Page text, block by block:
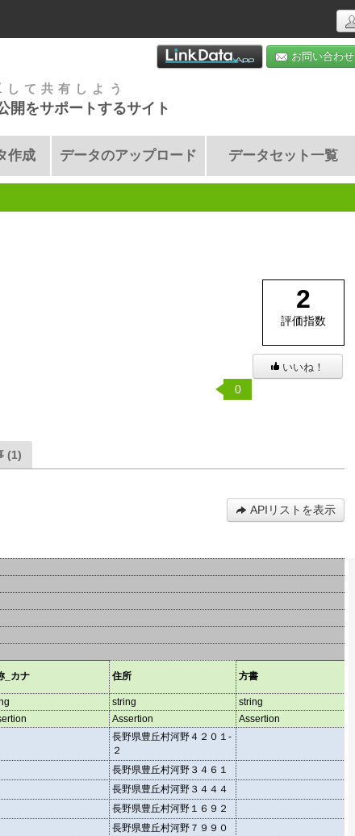
お問い合わせ
て共有しよう
開をサポートするサイト
作成 データのアップロード データセット一覧
2
評価指数
いいね！
0
(1)
APIリストを表示
_カナ 住所 方書
string string
Assertion Assertion
長野県豊丘村河野４２０１-
２
長野県豊丘村河野３４６１
長野県豊丘村河野３４４４
長野県豊丘村河野１６９２
長野県豊丘村河野７９９０